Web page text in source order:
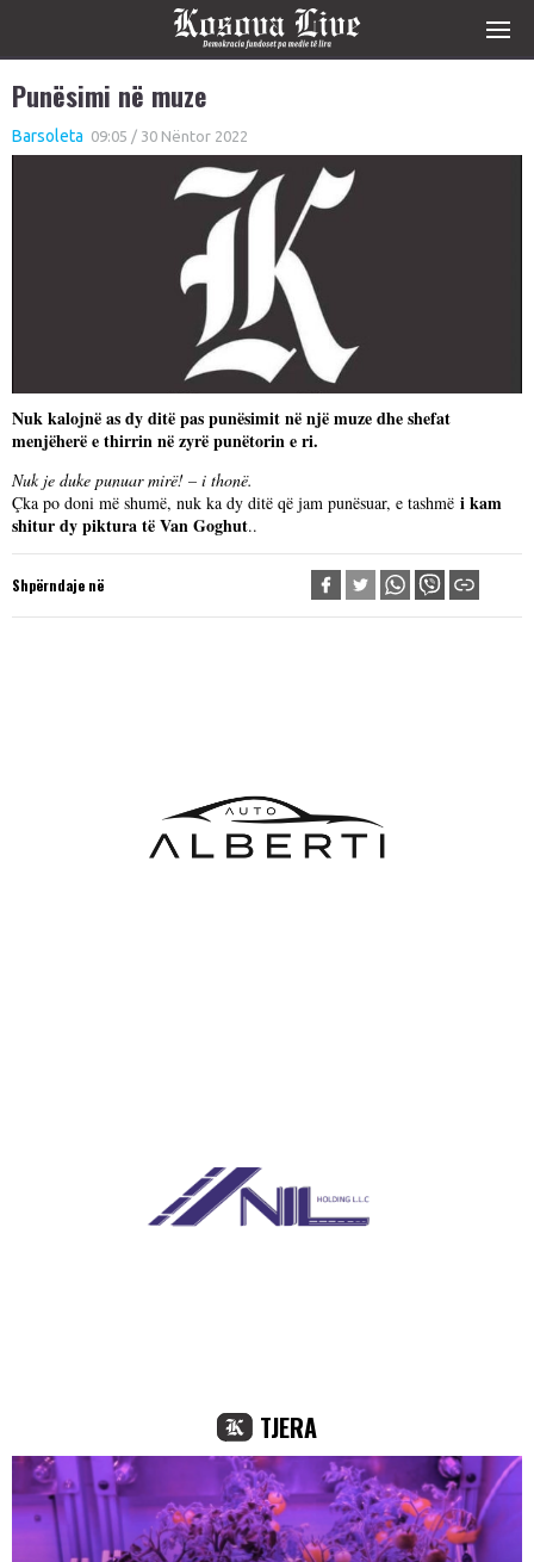
Punësimi në muze
Barsoleta 09:05 / 30 Nëntor 2022
Nuk kalojnë as dy ditë pas punësimit në një muze dhe shefat
menjëherë e thirrin në zyrë punëtorin e ri.
Nuk je duke punuar mirë! – i thonë.
Çka po doni më shumë, nuk ka dy ditë që jam punësuar, e tashmë i kam
shitur dy piktura të Van Goghut..
Shpërndaje në
TJERA